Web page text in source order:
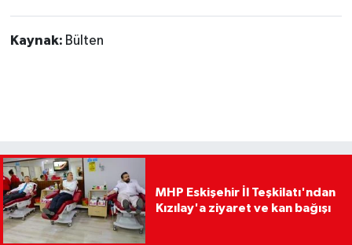
Kaynak: Bülten
MHP Eskişehir İl Teşkilatı'ndan
Kızılay'a ziyaret ve kan bağışı